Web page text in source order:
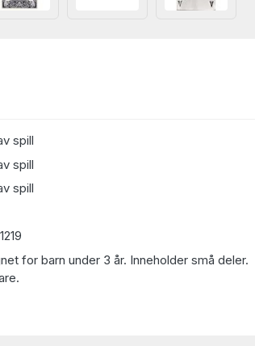
spill
spill
spill
for barn under 3 år. Inneholder små deler.